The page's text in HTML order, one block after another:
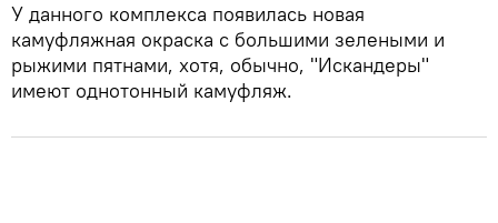
У данного комплекса появилась новая
камуфляжная окраска с большими зелеными и
рыжими пятнами, хотя, обычно, "Искандеры"
имеют однотонный камуфляж.